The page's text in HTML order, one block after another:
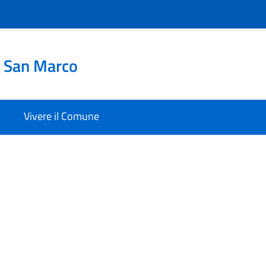
Marco
Vivere il Comune